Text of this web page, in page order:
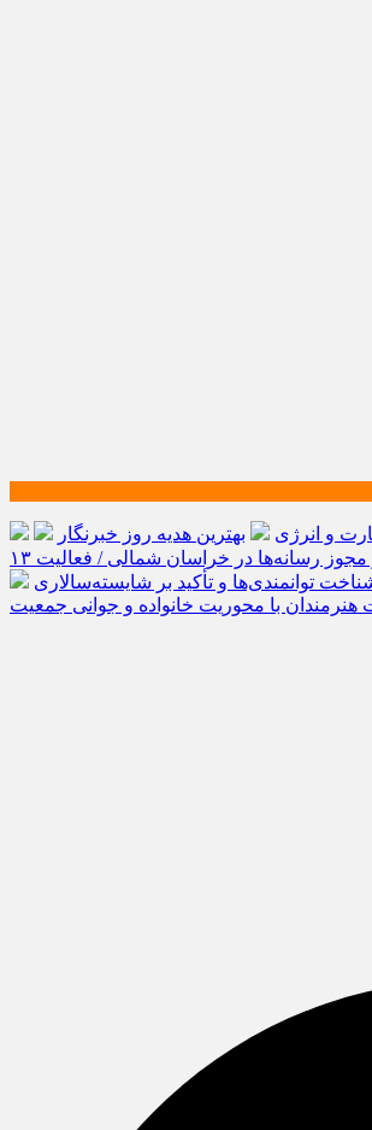
و انرژی
بهترین هدیه روز خبرنگار
رشد ۲۱ درصدی صدور مجوز رسانه‌ها در خراسان شمالی / فعالیت ۱۳
توانمندی‌ها و تأکید بر شایسته‌سالاری
با محوریت خانواده و جوانی جمعیت